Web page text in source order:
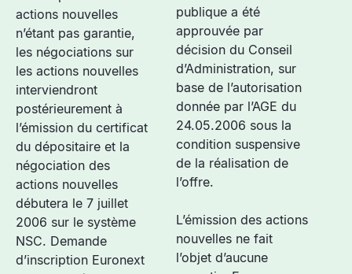
actions nouvelles
n’étant pas garantie,
les négociations sur
les actions nouvelles
interviendront
postérieurement à
l’émission du certificat
du dépositaire et la
négociation des
actions nouvelles
débutera le 7 juillet
2006 sur le système
NSC. Demande
d’inscription Euronext
publique a été
approuvée par
décision du Conseil
d’Administration, sur
base de l’autorisation
donnée par l’AGE du
24.05.2006 sous la
condition suspensive
de la réalisation de
l’offre.
L’émission des actions
nouvelles ne fait
l’objet d’aucune